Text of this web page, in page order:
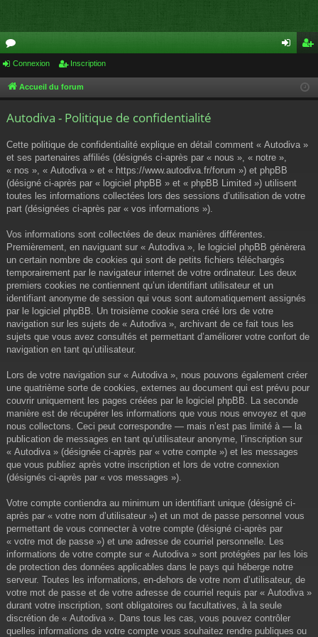
or
u cri
Connexion Inscription
Accueil du forum
Autodiva - Politique de confidentialité
Cette politique de confidentialité explique en détail comment « Autodiva »
et ses partenaires affiliés (désignés ci-après par « nous », « notre »,
« nos », « Autodiva » et « https://www.autodiva.fr/forum ») et phpBB
(désigné ci-après par « logiciel phpBB » et « phpBB Limited ») utilisent
toutes les informations collectées lors des sessions d’utilisation de votre
part (désignées ci-après par « vos informations »).
Vos informations sont collectées de deux manières différentes.
Premièrement, en naviguant sur « Autodiva », le logiciel phpBB génèrera
un certain nombre de cookies qui sont de petits fichiers téléchargés
temporairement par le navigateur internet de votre ordinateur. Les deux
premiers cookies ne contiennent qu’un identifiant utilisateur et un
identifiant anonyme de session qui vous sont automatiquement assignés
par le logiciel phpBB. Un troisième cookie sera créé lors de votre
navigation sur les sujets de « Autodiva », archivant de ce fait tous les
sujets que vous avez consultés et permettant d’améliorer votre confort de
navigation en tant qu’utilisateur.
Lors de votre navigation sur « Autodiva », nous pouvons également créer
une quatrième sorte de cookies, externes au document qui est prévu pour
couvrir uniquement les pages créées par le logiciel phpBB. La seconde
manière est de récupérer les informations que vous nous envoyez et que
nous collectons. Ceci peut correspondre — mais n’est pas limité à — la
publication de messages en tant qu’utilisateur anonyme, l’inscription sur
« Autodiva » (désignée ci-après par « votre compte ») et les messages
que vous publiez après votre inscription et lors de votre connexion
(désignés ci-après par « vos messages »).
Votre compte contiendra au minimum un identifiant unique (désigné ci-
après par « votre nom d’utilisateur ») et un mot de passe personnel vous
permettant de vous connecter à votre compte (désigné ci-après par
« votre mot de passe ») et une adresse de courriel personnelle. Les
informations de votre compte sur « Autodiva » sont protégées par les lois
de protection des données applicables dans le pays qui héberge notre
serveur. Toutes les informations, en-dehors de votre nom d’utilisateur, de
votre mot de passe et de votre adresse de courriel requis par « Autodiva »
durant votre inscription, sont obligatoires ou facultatives, à la seule
discrétion de « Autodiva ». Dans tous les cas, vous pouvez contrôler
quelles informations de votre compte vous souhaitez rendre publiques ou